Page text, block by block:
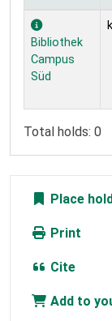
Holdings
Bibliothek
Campus
Süd
Total holds: 0
Place
Print
Cite
Add to